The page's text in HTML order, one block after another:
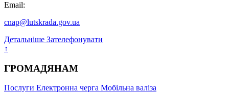
Email:
cnap@lutskrada.gov.ua
Детальніше Зателефонувати
↑
ГРОМАДЯНАМ
Послуги Електронна черга Мобільна валіза